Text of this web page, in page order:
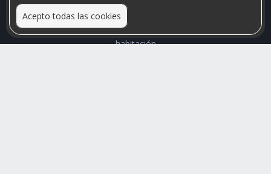
Acepto todas las cookies
Relacionamos personas que arriendan con las que buscan una
habitación